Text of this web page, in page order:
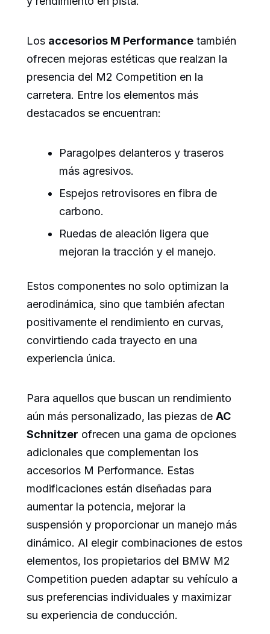
Los accesorios M Performance también
ofrecen mejoras estéticas que realzan la
presencia del M2 Competition en la
carretera. Entre los elementos más
destacados se encuentran:
Paragolpes delanteros y traseros
más agresivos.
Espejos retrovisores en fibra de
carbono.
Ruedas de aleación ligera que
mejoran la tracción y el manejo.
Estos componentes no solo optimizan la
aerodinámica, sino que también afectan
positivamente el rendimiento en curvas,
convirtiendo cada trayecto en una
experiencia única.
Para aquellos que buscan un rendimiento
aún más personalizado, las piezas de AC
Schnitzer ofrecen una gama de opciones
adicionales que complementan los
accesorios M Performance. Estas
modificaciones están diseñadas para
aumentar la potencia, mejorar la
suspensión y proporcionar un manejo más
dinámico. Al elegir combinaciones de estos
elementos, los propietarios del BMW M2
Competition pueden adaptar su vehículo a
sus preferencias individuales y maximizar
su experiencia de conducción.